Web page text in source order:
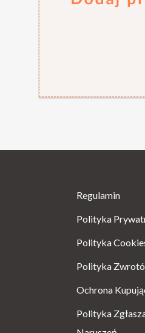
Regulamin
Polityka
Polityka
Polityka
Ochrona
Polityka